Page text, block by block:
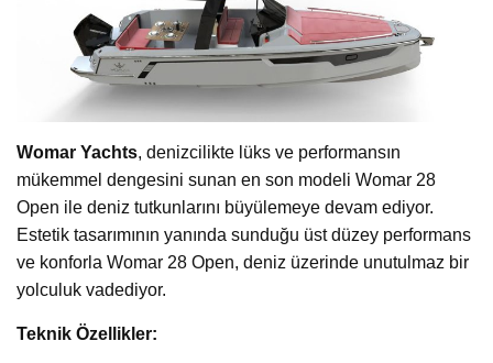
Womar Yachts, denizcilikte lüks ve performansın
mükemmel dengesini sunan en son modeli Womar 28
Open ile deniz tutkunlarını büyülemeye devam ediyor.
Estetik tasarımının yanında sunduğu üst düzey performans
ve konforla Womar 28 Open, deniz üzerinde unutulmaz bir
yolculuk vadediyor.
Teknik Özellikler: